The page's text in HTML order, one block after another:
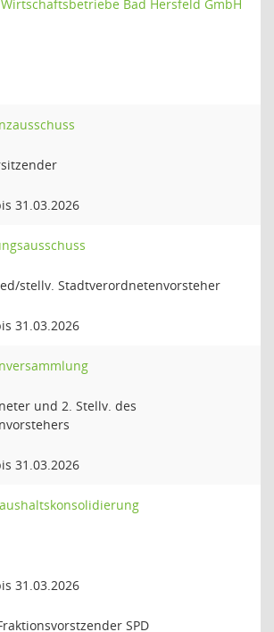
Bad Hersfeld GmbH
31.03.2026
stellv. Stadtverordnetenvorsteher
31.03.2026
und 2. Stellv. des
31.03.2026
31.03.2026
SPD